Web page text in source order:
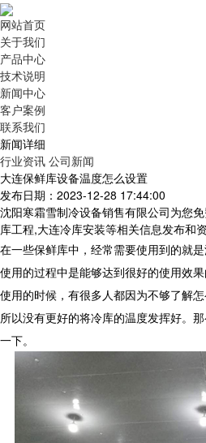
网站首页
关于我们
产品中心
技术说明
新闻中心
客户案例
联系我们
新闻详细
行业资讯 公司新闻
大连保鲜库设备温度怎么设置
发布日期：2023-12-28 17:44:00
沈阳寒霜雪制冷设备销售有限公司为您
库工程,大连冷库安装等相关信息发布和
在一些保鲜库中，经常需要使用到的就
使用的过程中是能够达到很好的使用效
使用的时候，有很多人都因为不够了解
所以没有更好的将冷库的温度发挥好。
一下。